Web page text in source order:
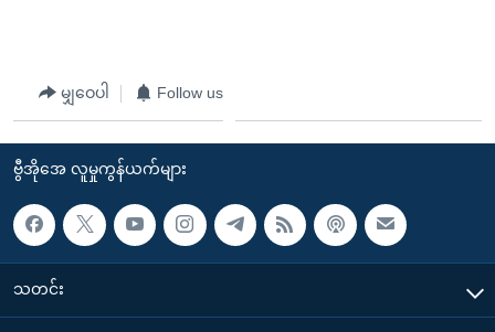
မျှဝေပါ Follow us
ဗွီအိုအေ လူမှုကွန်ယက်များ
သတင်း